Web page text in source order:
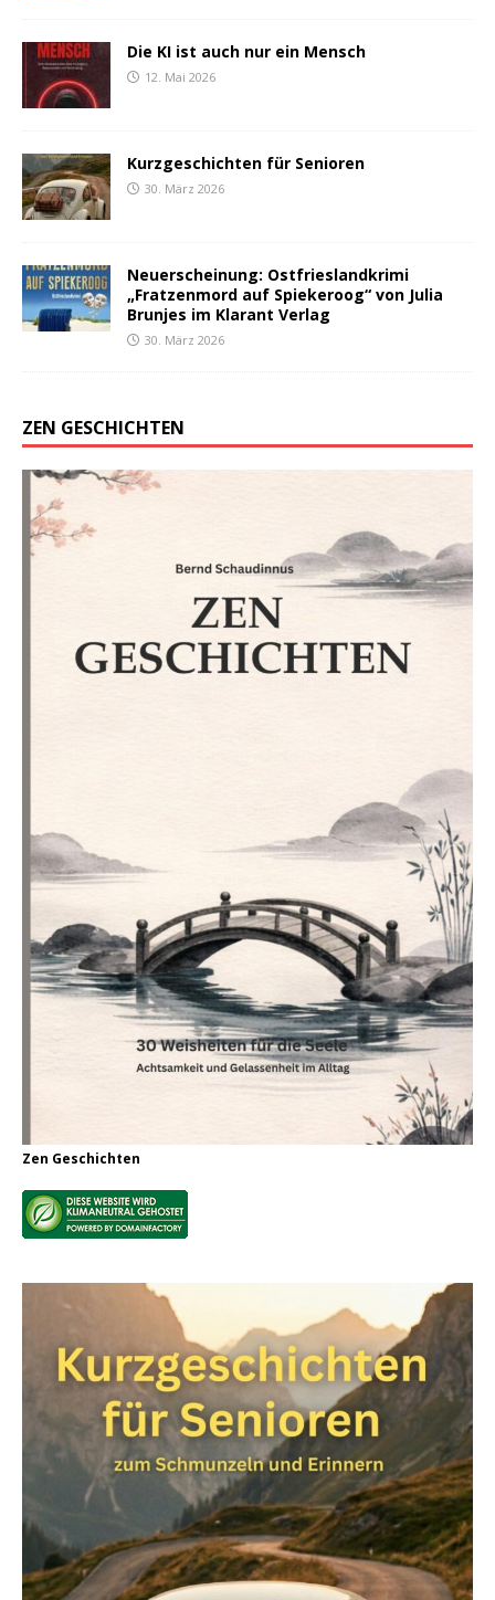
Die KI ist auch nur ein Mensch
12. Mai 2026
Kurzgeschichten für Senioren
30. März 2026
Neuerscheinung: Ostfrieslandkrimi
„Fratzenmord auf Spiekeroog“ von Julia
Brunjes im Klarant Verlag
30. März 2026
ZEN GESCHICHTEN
Zen Geschichten